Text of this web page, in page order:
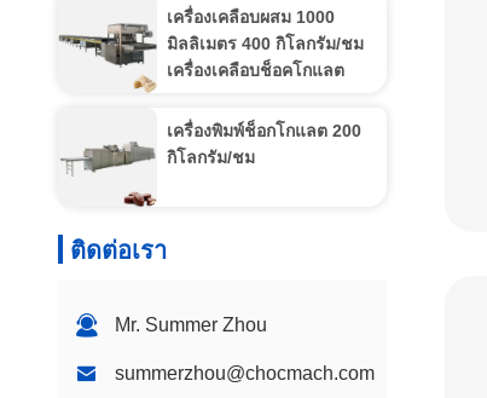
เครื่องเคลือบผสม 1000
มิลลิเมตร 400 กิโลกรัม/ชม
เครื่องเคลือบช็อคโกแลต
เครื่องพิมพ์ช็อกโกแลต 200
กิโลกรัม/ชม
ติดต่อเรา
Mr. Summer Zhou
summerzhou@chocmach.com